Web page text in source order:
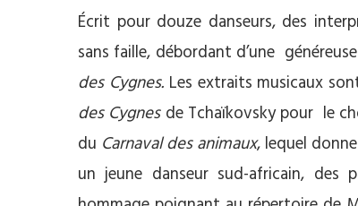
Écrit pour douze danseurs, des
sans faille, débordant d’une
des Cygnes. Les extraits musicaux
des Cygnesde Tchaïkovsky pour le
du Carnaval des animaux, lequel
un jeune danseur sud-africain,